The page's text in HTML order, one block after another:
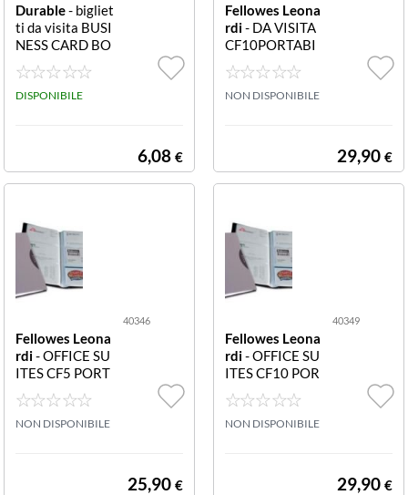
Durable- bigliet
ti da visita BUSI
NESS CARD BO
X in alluminio P
ORTABIGL. 241
523 Business C
ita.
DISPONIBILE
6,08 €
Fellowes Leona
rdi- DA VISITA
CF10PORTABI
GLIETTI CUST
40345 Office Su
ites Porta biglie
NON DISPONIBILE
29,90 €
40346
Fellowes Leona
rdi- OFFICE SU
ITES CF5 PORT
ABIGLIETTI VIS
ITA CUST 4034
6 CF5 PORTABI
NON DISPONIBILE
25,90 €
40349
Fellowes Leona
rdi- OFFICE SU
ITES CF10 POR
TABIGLIETTI VI
SITA CUST 403
49 CF10 PORT
NON DISPONIBILE
29,90 €